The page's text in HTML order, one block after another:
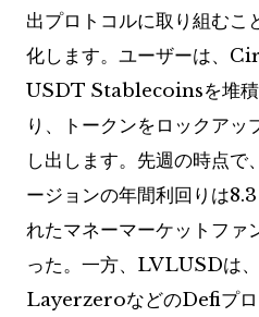
出プロトコルに取り組むこ
化します。ユーザーは、
USDT Stablecoinsを堆
り、トークンをロックアッ
し出します。先週の時点
ージョンの年間利回りは
れたマネーマーケットファ
った。一方、LVLUSDは
LayerzeroなどのDefiプロ